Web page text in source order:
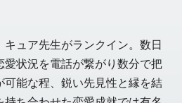
ュア先生がランクイン。数日
愛状況を電話が繋がり数分で把
可能な程、鋭い先見性と縁を結